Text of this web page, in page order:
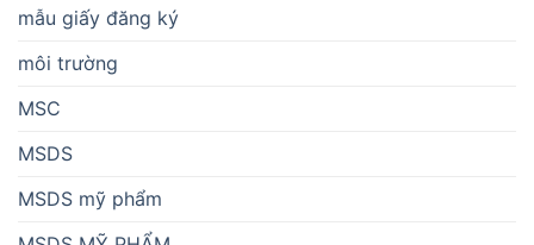
mẫu giấy đăng ký
môi trường
MSC
MSDS
MSDS mỹ phẩm